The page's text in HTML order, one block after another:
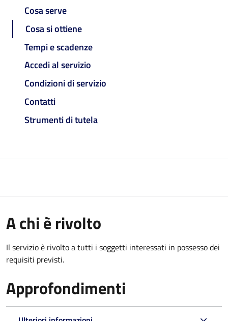
Cosa serve
Cosa si ottiene
Tempi e scadenze
Accedi al servizio
Condizioni di servizio
Contatti
Strumenti di tutela
A chi è rivolto
Il servizio è rivolto a tutti i soggetti interessati in possesso dei
requisiti previsti.
Approfondimenti